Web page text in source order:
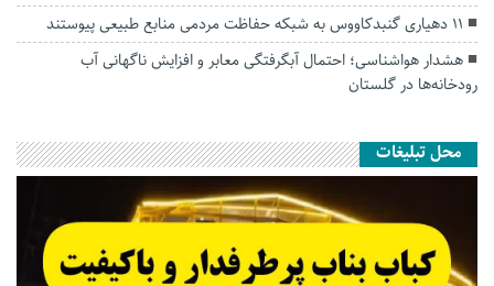
۱۱ دهیاری گنبدکاووس به شبکه حفاظت مردمی منابع طبیعی پیوستند
هشدار هواشناسی؛ احتمال آبگرفتگی معابر و افزایش ناگهانی آب
رودخانه‌ها در گلستان
محل تبلیغات